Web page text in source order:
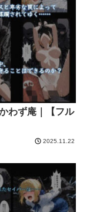
2025.11.22